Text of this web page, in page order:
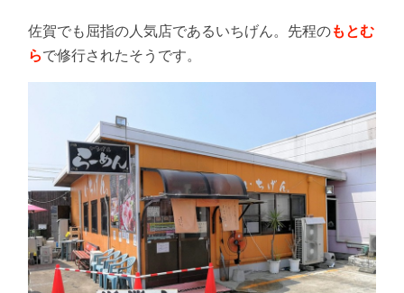
佐賀でも屈指の人気店であるいちげん。先程のもとむ
らで修行されたそうです。